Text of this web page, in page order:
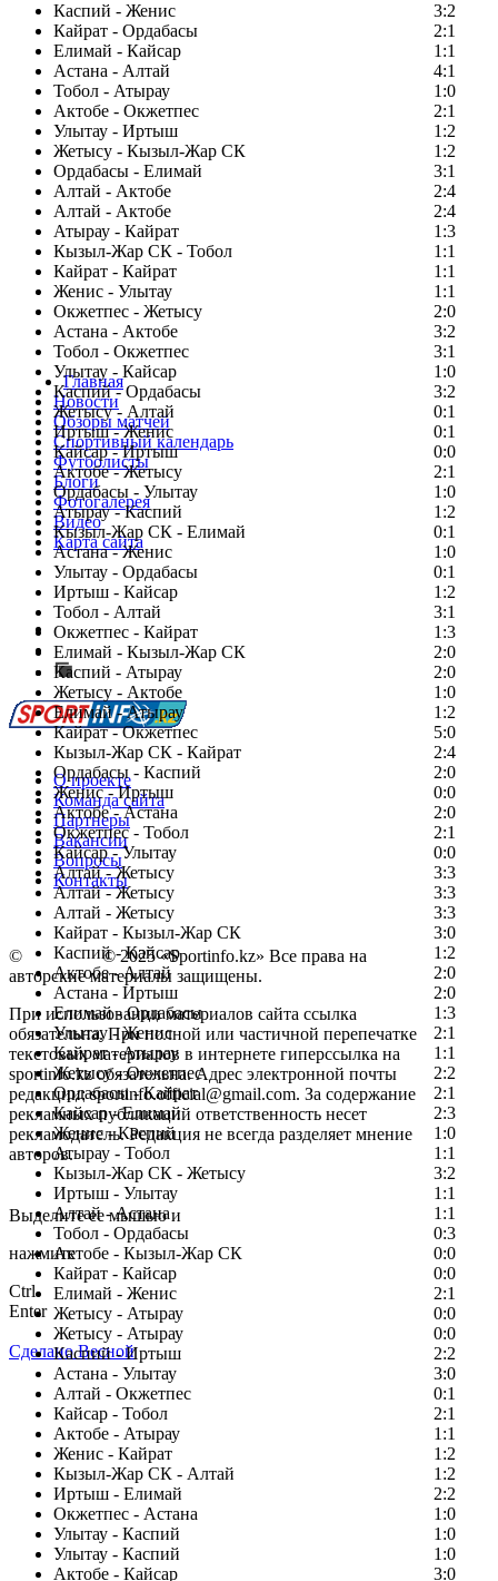
Каспий - Женис
3:2
Кайрат - Ордабасы
2:1
Елимай - Кайсар
1:1
Астана - Алтай
4:1
Тобол - Атырау
1:0
Актобе - Окжетпес
2:1
Улытау - Иртыш
1:2
Жетысу - Кызыл-Жар СК
1:2
Ордабасы - Елимай
3:1
Алтай - Актобе
2:4
Алтай - Актобе
2:4
Атырау - Кайрат
1:3
Кызыл-Жар СК - Тобол
1:1
Кайрат - Кайрат
1:1
Женис - Улытау
1:1
Окжетпес - Жетысу
2:0
Астана - Актобе
3:2
Тобол - Окжетпес
3:1
Улытау - Кайсар
1:0
Каспий - Ордабасы
3:2
Жетысу - Алтай
0:1
Иртыш - Женис
0:1
Кайсар - Иртыш
0:0
Актобе - Жетысу
2:1
Ордабасы - Улытау
1:0
Атырау - Каспий
1:2
Кызыл-Жар СК - Елимай
0:1
Астана - Женис
1:0
Улытау - Ордабасы
0:1
Иртыш - Кайсар
1:2
Тобол - Алтай
3:1
Окжетпес - Кайрат
1:3
Елимай - Кызыл-Жар СК
2:0
Каспий - Атырау
2:0
Жетысу - Актобе
1:0
Елимай - Атырау
1:2
Кайрат - Окжетпес
5:0
Кызыл-Жар СК - Кайрат
2:4
Ордабасы - Каспий
2:0
Женис - Иртыш
0:0
Актобе - Астана
2:0
Окжетпес - Тобол
2:1
Кайсар - Улытау
0:0
Алтай - Жетысу
3:3
Алтай - Жетысу
3:3
Алтай - Жетысу
3:3
Кайрат - Кызыл-Жар СК
3:0
Каспий - Кайсар
1:2
Актобе - Алтай
2:0
Астана - Иртыш
2:0
Елимай - Ордабасы
1:3
Улытау - Женис
2:1
Кайрат - Атырау
1:1
Жетысу - Окжетпес
2:2
Ордабасы - Кайрат
2:1
Кайсар - Елимай
2:3
Женис - Каспий
1:0
Атырау - Тобол
1:1
Кызыл-Жар СК - Жетысу
3:2
Иртыш - Улытау
1:1
Алтай - Астана
1:1
Тобол - Ордабасы
0:3
Актобе - Кызыл-Жар СК
0:0
Кайрат - Кайсар
0:0
Елимай - Женис
2:1
Жетысу - Атырау
0:0
Жетысу - Атырау
0:0
Каспий - Иртыш
2:2
Астана - Улытау
3:0
Алтай - Окжетпес
0:1
Кайсар - Тобол
2:1
Актобе - Атырау
1:1
Женис - Кайрат
1:2
Кызыл-Жар СК - Алтай
1:2
Иртыш - Елимай
2:2
Окжетпес - Астана
1:0
Улытау - Каспий
1:0
Улытау - Каспий
1:0
Актобе - Кайсар
3:0
Главная
Новости
Обзоры матчей
Спортивный календарь
Футболисты
Блоги
Фотогалерея
Видео
Карта сайта
Есть идея?
Сообщить о мероприятии
Перейти на старый сайт
О проекте
Команда сайта
Партнеры
Вакансии
Вопросы
Контакты
© Copyright© 2025 «Sportinfo.kz» Все права на
авторские материалы защищены.
При использовании материалов сайта ссылка
обязательна. При полной или частичной перепечатке
текстовых материалов в интернете гиперссылка на
sportinfo.kz обязательна. Адрес электронной почты
редакции: sportinfo.official@gmail.com. За содержание
рекламных публикаций ответственность несет
рекламодатель. Редакция не всегда разделяет мнение
авторов.
Заметили ошибку в тексте?
Выделите ее мышью и
нажмите
Ctrl
Enter
Сделано Весной